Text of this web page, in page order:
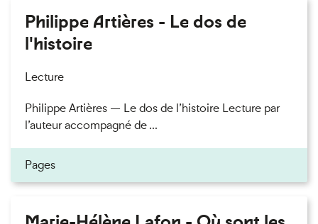
Philippe Artières - Le dos de
l'histoire
Lecture
Philippe Artières — Le dos de l’histoire Lecture par
l’auteur accompagné de ...
Pages